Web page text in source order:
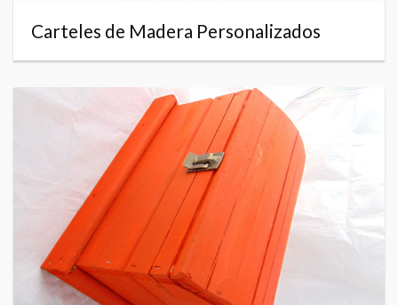
Carteles de Madera Personalizados